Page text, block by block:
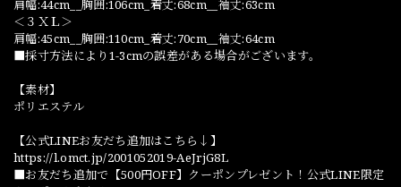
肩幅:44cm__胸囲:106cm_着丈:68cm__袖丈:63cm
＜３ＸＬ＞
肩幅:45cm__胸囲:110cm_着丈:70cm__袖丈:64cm
■採寸方法により1-3cmの誤差がある場合がございます。
【素材】
ポリエステル
【公式LINEお友だち追加はこちら↓】
https://l.omct.jp/2001052019-AeJrjG8L
■お友だち追加で【500円OFF】クーポンプレゼント！公式LINE限定